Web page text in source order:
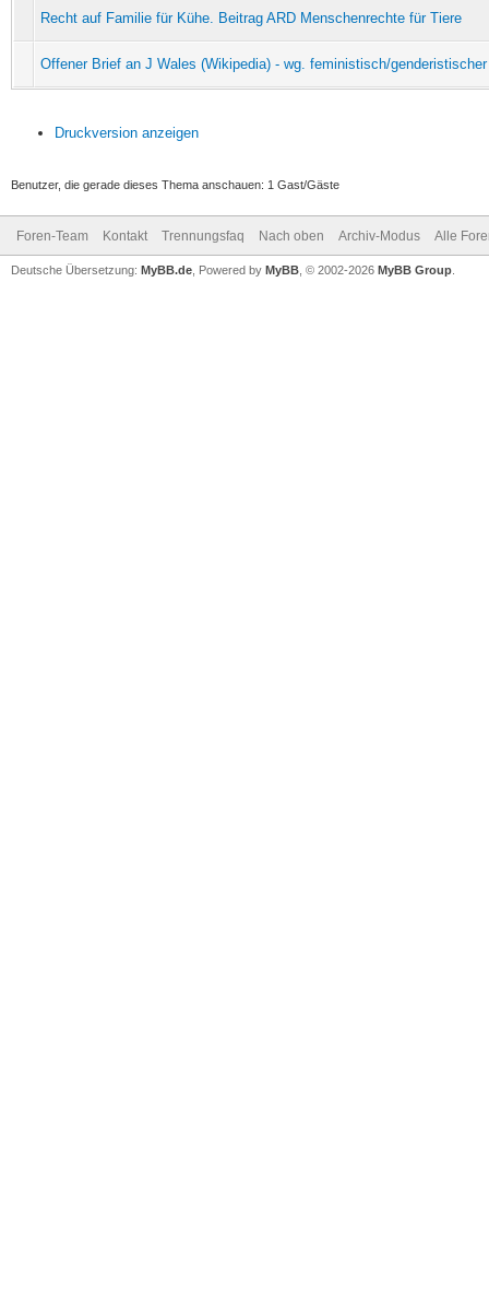
Recht auf Familie für Kühe. Beitrag ARD Menschenrechte für Tiere
Offener Brief an J Wales (Wikipedia) - wg. feministisch/
Druckversion anzeigen
Benutzer, die gerade dieses Thema anschauen: 1 Gast/Gäste
Foren-Team Kontakt Trennungsfaq Nach oben Archiv-Modus Alle
Deutsche Übersetzung: MyBB.de , Powered by MyBB , © 2002-2026 MyBB Group